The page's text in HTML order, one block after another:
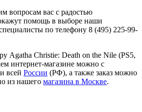
вопросам вас с радостью
помощь в выборе наши
по телефону 8 (495) 225-99-
Agatha Christie: Death on the Nile (PS5,
интернет-магазине можно с
и всей России (РФ), а также заказ можно
из нашего магазина в Москве.